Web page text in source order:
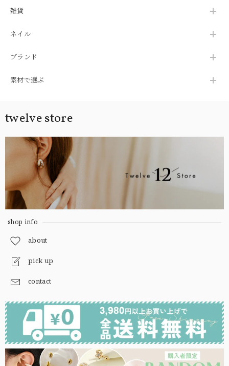
雑貨
ネイル
ブランド
素材で選ぶ
twelve store
shop info
about
pick up
contact